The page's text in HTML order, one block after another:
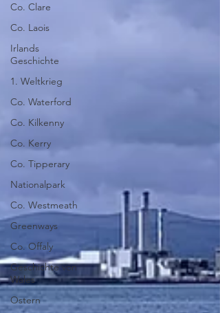
Co. Clare
Co. Laois
Irlands
Geschichte
1. Weltkrieg
Co. Waterford
Co. Kilkenny
Co. Kerry
Co. Tipperary
Nationalpark
Co. Westmeath
Greenways
Co. Offaly
Geschichte von
Wales
Ostern